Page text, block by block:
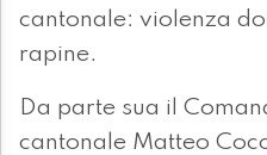
cantonale: violenza
rapine.
Da parte sua il
cantonale Matteo